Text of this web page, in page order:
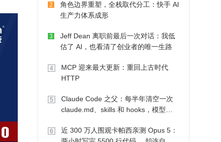
2
角色边界重塑，全栈取代分工：快手 AI
生产力体系成形
3
Jeff Dean 离职前最后一次对话：我低
估了 AI，也看清了创业者的唯一生路
4
MCP 迎来最大更新：重回上古时代
HTTP
5
Claude Code 之父：每半年清空一次
claude.md、skills 和 hooks，模型自
6
近 300 万人围观卡帕西亲测 Opus 5：